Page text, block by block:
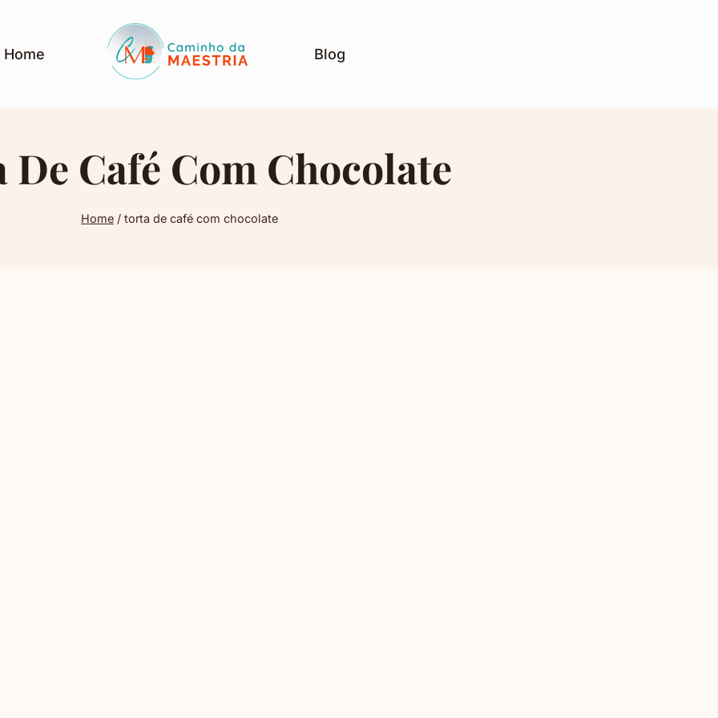
Home Blog
De Café Com Chocolate
Home / torta de café com chocolate